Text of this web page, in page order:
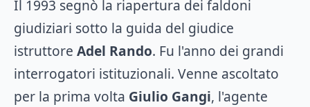
Il 1993 segnò la riapertura dei faldoni
giudiziari sotto la guida del giudice
istruttore Adel Rando. Fu l'anno dei grandi
interrogatori istituzionali. Venne ascoltato
per la prima volta Giulio Gangi, l'agente